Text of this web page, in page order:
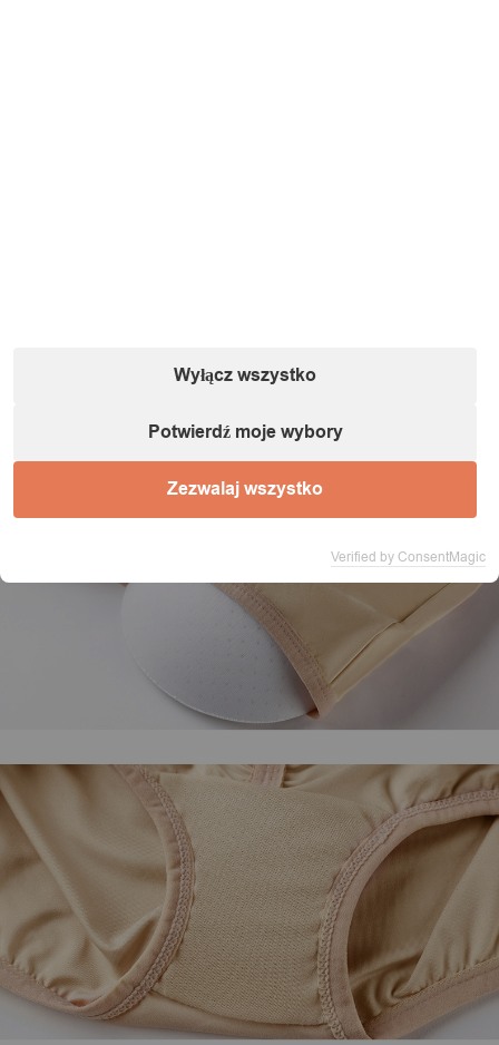
Wyłącz wszystko
Potwierdź moje wybory
Zezwalaj wszystko
Verified by ConsentMagic